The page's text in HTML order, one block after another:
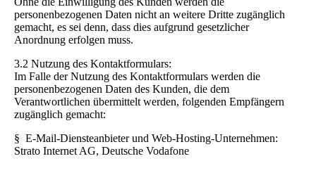
personenbezogenen Daten nicht an weitere Dritte zugänglich
gemacht, es sei denn, dass dies aufgrund gesetzlicher
Anordnung erfolgen muss.
3.2 Nutzung des Kontaktformulars:
Im Falle der Nutzung des Kontaktformulars werden die
personenbezogenen Daten des Kunden, die dem
Verantwortlichen übermittelt werden, folgenden Empfängern
zugänglich gemacht:
§ E-Mail-Diensteanbieter und Web-Hosting-Unternehmen:
Strato Internet AG, Deutsche Vodafone